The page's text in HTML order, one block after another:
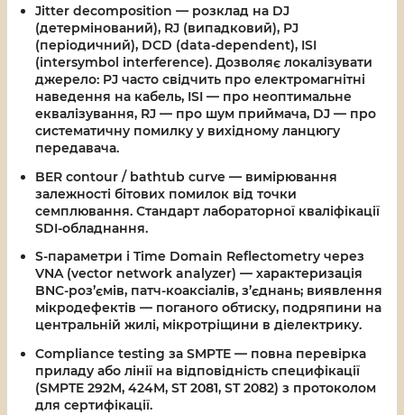
Jitter decomposition — розклад на DJ
(детермінований), RJ (випадковий), PJ
(періодичний), DCD (data-dependent), ISI
(intersymbol interference). Дозволяє локалізувати
джерело: PJ часто свідчить про електромагнітні
наведення на кабель, ISI — про неоптимальне
еквалізування, RJ — про шум приймача, DJ — про
систематичну помилку у вихідному ланцюгу
передавача.
BER contour / bathtub curve — вимірювання
залежності бітових помилок від точки
семплювання. Стандарт лабораторної кваліфікації
SDI-обладнання.
S-параметри і Time Domain Reflectometry через
VNA (vector network analyzer) — характеризація
BNC-роз’ємів, патч-коаксіалів, з’єднань; виявлення
мікродефектів — поганого обтиску, подряпини на
центральній жилі, мікротріщини в діелектрику.
Compliance testing за SMPTE — повна перевірка
приладу або лінії на відповідність специфікації
(SMPTE 292M, 424M, ST 2081, ST 2082) з протоколом
для сертифікації.